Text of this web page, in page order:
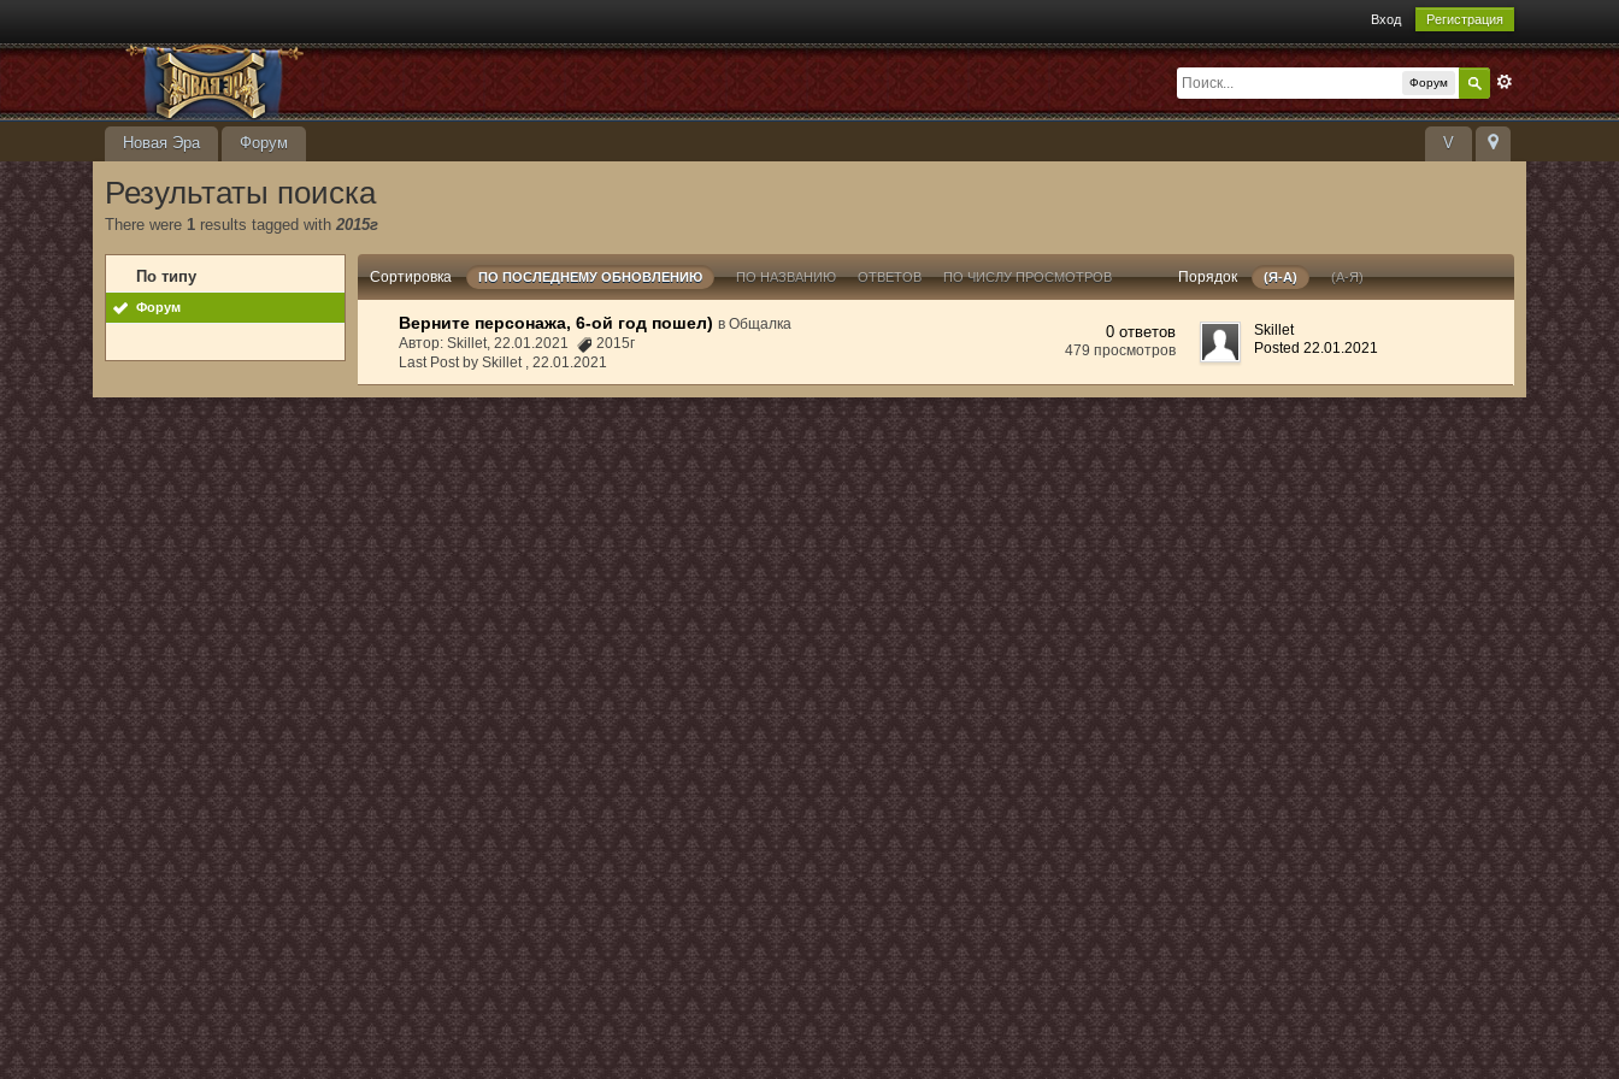
Вход Регистрация
Форум
V
Новая Эра Форум
Результаты поиска
There were 1 results tagged with2015г
По типу
Форум
Сортировка ПО ПОСЛЕДНЕМУ ОБНОВЛЕНИЮ ПО НАЗВАНИЮ ОТВЕТОВ ПО ЧИСЛУ ПРОСМОТРОВ Порядок (Я-А) (А-Я)
Верните персонажа, 6-ой год пошел) вОбщалка
Автор: Skillet, 22.01.2021
2015г
Last Post by Skillet ,22.01.2021
0 ответов
479 просмотров
Skillet
Posted 22.01.2021